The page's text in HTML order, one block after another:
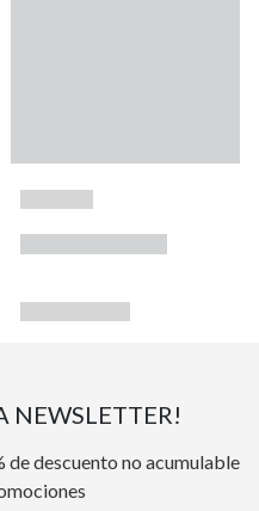
NEWSLETTER!
descuento no acumulable